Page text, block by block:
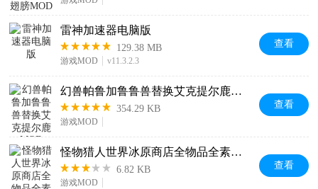
雷神加速器电脑版
129.38 MB
游戏MOD v11.3.2.3
查看
幻兽帕鲁加鲁鲁兽替换艾克提尔鹿MOD
354.29 KB
游戏MOD
查看
怪物猎人世界冰原商店全物品全素材MOD
6.82 KB
游戏MOD
查看